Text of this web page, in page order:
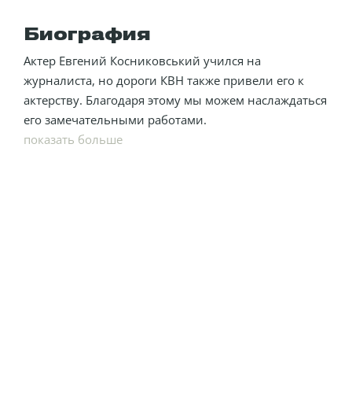
Биография
Актер Евгений Косниковський учился на
журналиста, но дороги КВН также привели его к
актерству. Благодаря этому мы можем наслаждаться
его замечательными работами.
показать больше